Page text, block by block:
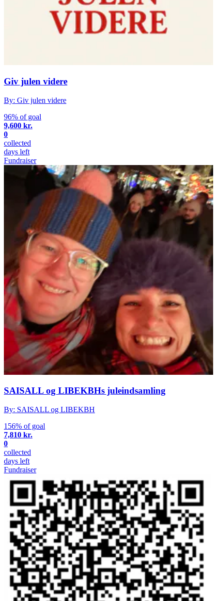
Giv julen videre
By: Giv julen videre
96% of goal
9,600 kr.
0
collected
days left
Fundraiser
SAISALL og LIBEKBHs juleindsamling
By: SAISALL og LIBEKBH
156% of goal
7,810 kr.
0
collected
days left
Fundraiser